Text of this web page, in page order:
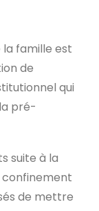
famille est
de
qui
pré-
suite à la
de mettre